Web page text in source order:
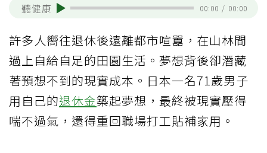
聽健康 00:00 / 00:00
許多人嚮往退休後遠離都市喧囂，在山林間
過上自給自足的田園生活。夢想背後卻潛藏
著預想不到的現實成本。日本一名71歲男子
用自己的退休金築起夢想，最終被現實壓得
喘不過氣，還得重回職場打工貼補家用。